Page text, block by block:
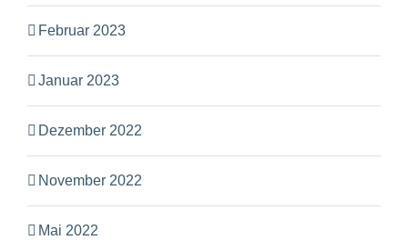
Februar 2023
Januar 2023
Dezember 2022
November 2022
Mai 2022